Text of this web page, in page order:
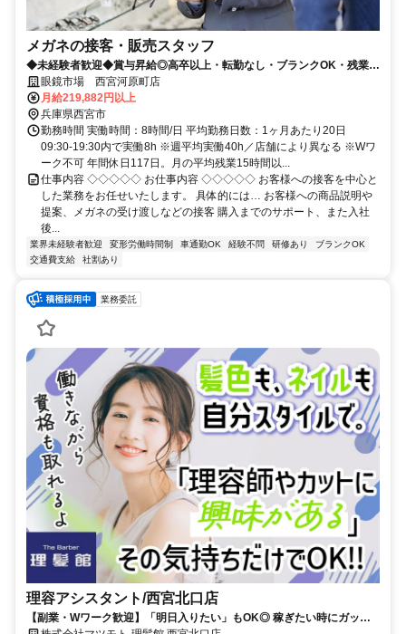
メガネの接客・販売スタッフ
◆未経験者歓迎◆賞与昇給◎高卒以上・転勤なし・ブランクOK・残業少
なめ・業界No1！
眼鏡市場 西宮河原町店
月給219,882円以上
兵庫県西宮市
勤務時間 実働時間：8時間/日 平均勤務日数：1ヶ月あたり20日
09:30-19:30内で実働8h ※週平均実働40h／店舗により異なる ※Wワ
ーク不可 年間休日117日。月の平均残業15時間以...
仕事内容 ◇◇◇◇◇ お仕事内容 ◇◇◇◇◇ お客様への接客を中心と
した業務をお任せいたします。 具体的には… お客様への商品説明や
提案、メガネの受け渡しなどの接客 購入までのサポート、また入社
後...
業界未経験者歓迎 変形労働時間制 車通勤OK 経験不問 研修あり
ブランクOK
交通費支給
社割あり
業務委託
理容アシスタント/西宮北口店
【副業・Wワーク歓迎】「明日入りたい」もOK◎ 稼ぎたい時にガッツ